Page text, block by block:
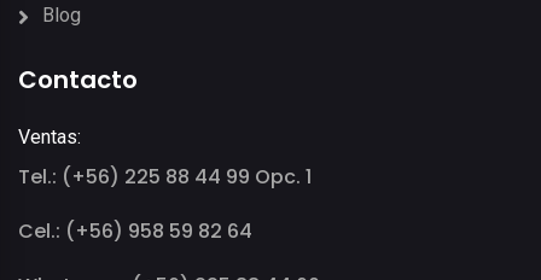
Blog
Contacto
Ventas:
Tel.: (+56) 225 88 44 99 Opc. 1
Cel.: (+56) 958 59 82 64